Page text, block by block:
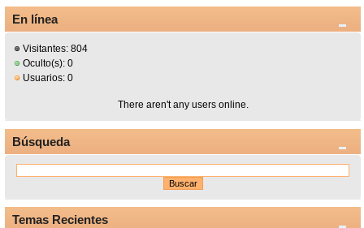
En línea
Visitantes: 804
Oculto(s): 0
Usuarios: 0
There aren't any users online.
Búsqueda
Temas Recientes